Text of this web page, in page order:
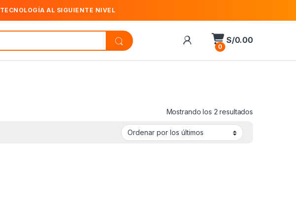
TECNOLOGÍA AL SIGUIENTE NIVEL
0
S/0.00
Mostrando los 2 resultados